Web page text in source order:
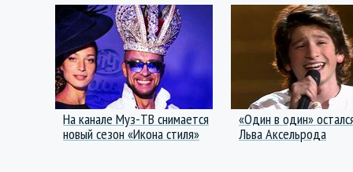
На канале Mуз-ТВ cнимается
новый сезон «Икона стиля»
«Один в один»
Льва Аксельрода